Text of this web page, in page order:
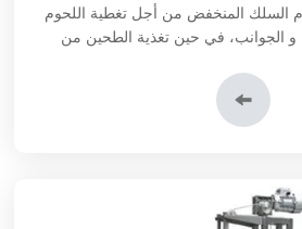
السلك المنخفض من أجل تغطية اللحوم
الجوانب، في حين تغذية الطحين من
هذه الآلة من أجل ضمان تغطية اللحوم
بالطحين المدمج.